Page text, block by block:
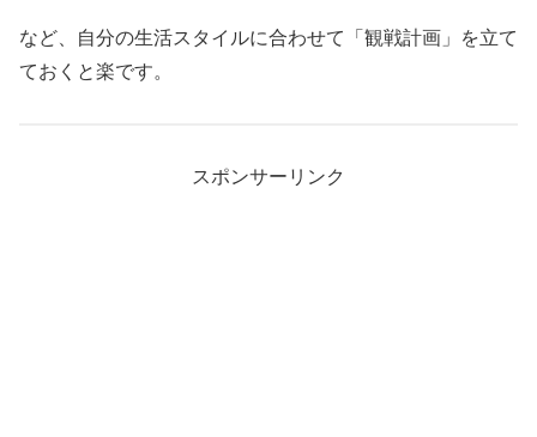
など、自分の生活スタイルに合わせて「観戦計画」を立て
ておくと楽です。
スポンサーリンク